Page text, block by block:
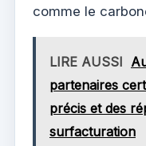
comme le
LIRE AUSSI
partenaires
précis et des
surfacturation